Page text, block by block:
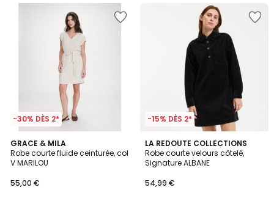
-30% DÈS 2*
GRACE & MILA
Robe courte fluide ceinturée, col
V MARILOU
55,00 €
3
/
5
2
Couleurs
-15% DÈS 2*
LA REDOUTE COLLECTIONS
Robe courte velours côtelé,
Signature ALBANE
54,99 €
4,3
/ 5
2
Couleurs